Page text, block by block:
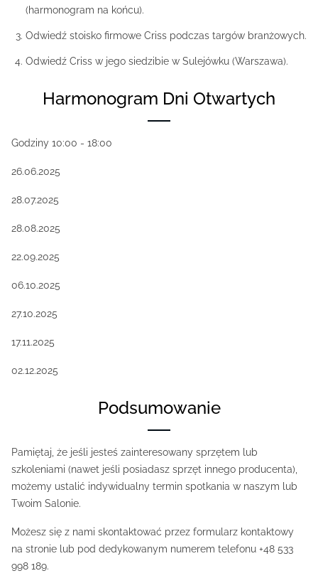
(harmonogram na końcu).
Odwiedź stoisko firmowe Criss podczas targów branżowych.
Odwiedź Criss w jego siedzibie w Sulejówku (Warszawa).
Harmonogram Dni Otwartych
Godziny 10:00 - 18:00
26.06.2025
28.07.2025
28.08.2025
22.09.2025
06.10.2025
27.10.2025
17.11.2025
02.12.2025
Podsumowanie
Pamiętaj, że jeśli jesteś zainteresowany sprzętem lub
szkoleniami (nawet jeśli posiadasz sprzęt innego producenta),
możemy ustalić indywidualny termin spotkania w naszym lub
Twoim Salonie.
Możesz się z nami skontaktować przez formularz kontaktowy
na stronie lub pod dedykowanym numerem telefonu +48 533
998 189.